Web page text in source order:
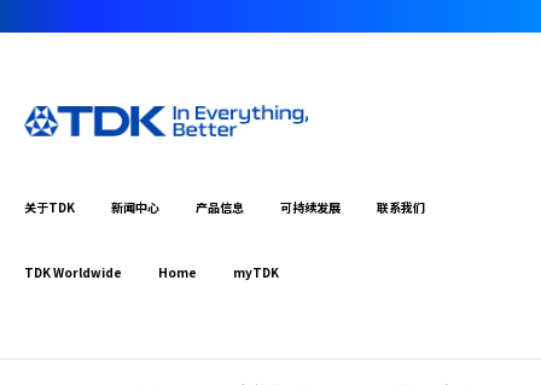
关于TDK 新闻中心 产品信息 可持续发展 联系我们
TDK Worldwide Home myTDK